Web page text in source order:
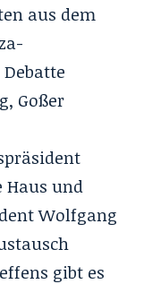
aus dem
Goßer
Haus und
Wolfgang
gibt es